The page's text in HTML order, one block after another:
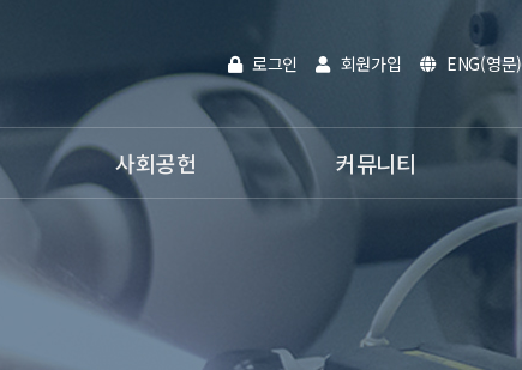
로그인 회원가입 ENG(영문)
사회공헌
사내활동
커뮤니티
전자카다록